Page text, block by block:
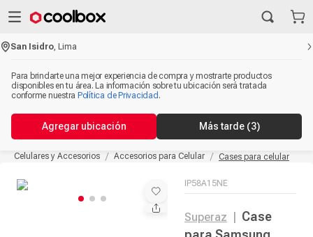
San Isidro ,Lima
Para brindarte una mejor experiencia de compra y mostrarte productos
disponibles en tu área. La información sobre tu ubicación será tratada
conforme nuestra Política de Privacidad .
Agregar ubicación Más tarde (3)
Celulares y Accesorios Accesorios para Celular Cases para celular
IP58A15NE
Superaz
Case